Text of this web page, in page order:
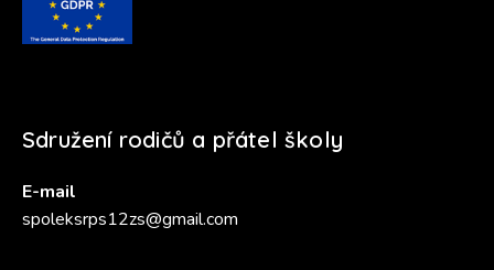
Sdružení rodičů a přátel školy
E-mail
spoleksrps12zs@gmail.com